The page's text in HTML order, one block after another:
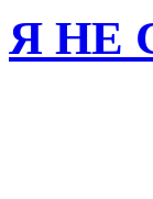
Я НЕ